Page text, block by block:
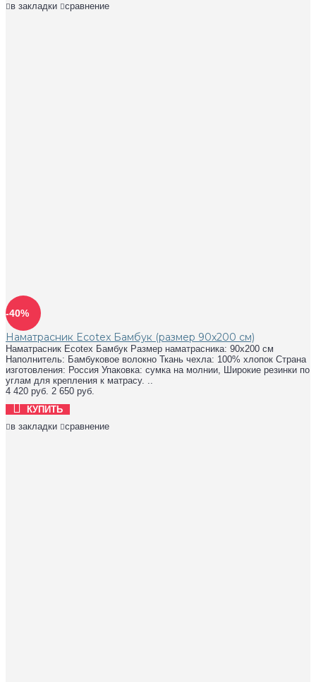
в закладки
сравнение
-40%
Наматрасник Ecotex Бамбук (размер 90x200 см)
Наматрасник Ecotex Бамбук Размер наматрасника: 90х200 см
Наполнитель: Бамбуковое волокно Ткань чехла: 100% хлопок Страна
изготовления: Россия Упаковка: сумка на молнии, Широкие резинки по
углам для крепления к матрасу. ..
4 420 руб. 2 650 руб.
КУПИТЬ
в закладки
сравнение